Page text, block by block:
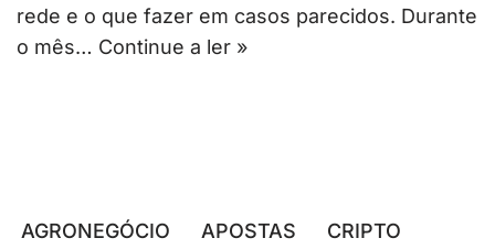
rede e o que fazer em casos parecidos. Durante
o mês… Continue a ler »
AGRONEGÓCIO APOSTAS
CRIPTO